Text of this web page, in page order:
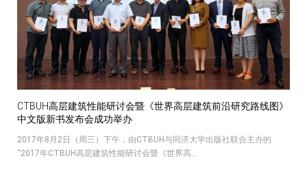
CTBUH高层建筑性能研讨会暨《世界高层建筑前沿研究路线图》
中文版新书发布会成功举办
2017年8月2日（周三）下午，由CTBUH与同济大学出版社联合主办的
“2017年CTBUH高层建筑性能研讨会暨《世界高...